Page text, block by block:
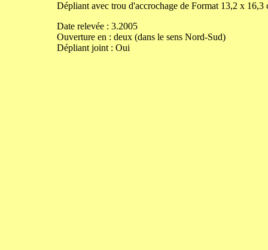
Dépliant avec trou d'accrochage de Format 13,2 x 16,3
Date relevée : 3.2005
Ouverture en : deux (dans le sens Nord-Sud)
Dépliant joint : Oui